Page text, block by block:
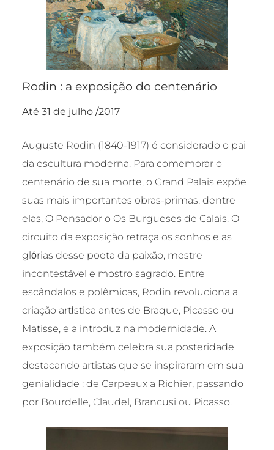
Rodin : a exposição do centenário
Até 31 de julho /2017
Auguste Rodin (1840-1917) é considerado o pai
da escultura moderna. Para comemorar o
centenário de sua morte, o Grand Palais expõe
suas mais importantes obras-primas, dentre
elas, O Pensador o Os Burgueses de Calais. O
circuito da exposição retraça os sonhos e as
glόrias desse poeta da paixão, mestre
incontestável e mostro sagrado. Entre
escândalos e polêmicas, Rodin revoluciona a
criação artίstica antes de Braque, Picasso ou
Matisse, e a introduz na modernidade. A
exposição também celebra sua posteridade
destacando artistas que se inspiraram em sua
genialidade : de Carpeaux a Richier, passando
por Bourdelle, Claudel, Brancusi ou Picasso.